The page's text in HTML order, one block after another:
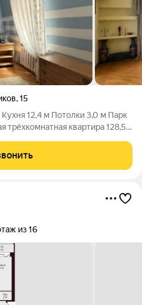
,15
трёхкомнатная квартира 128,5
Светлая и большая
из 16